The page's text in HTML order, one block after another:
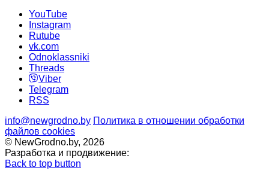
YouTube
Instagram
Rutube
vk.com
Odnoklassniki
Threads
Viber
Telegram
RSS
info@newgrodno.by Политика в отношении обработки
файлов cookies
© NewGrodno.by, 2026
Разработка и продвижение:
Back to top button